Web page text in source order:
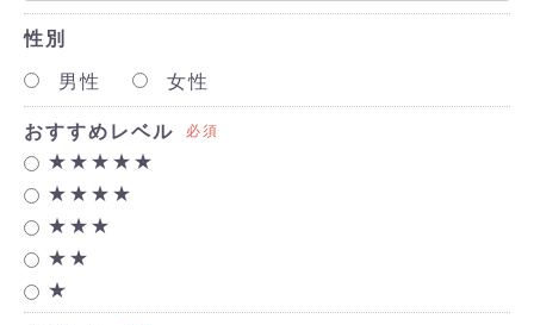
性別
男性 女性
おすすめレベル 必須
★★★★★
★★★★
★★★
★★
★